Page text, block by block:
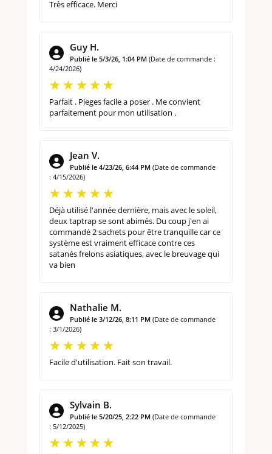
Très efficace. Merci
Guy H.
Publié le 5/3/26, 1:04 PM (Date de commande :
4/24/2026)
Parfait . Pieges facile a poser . Me convient
parfaitement pour mon utilisation .
Jean V.
Publié le 4/23/26, 6:44 PM (Date de commande
: 4/15/2026)
Déjà utilisé l'année dernière, mais avec le soleil,
deux taptrap se sont abimés. Du coup j'en ai
commandé 2 sachets pour être tranquille car ce
système est vraiment efficace contre ces
satanés frelons asiatiques, avec le breuvage qui
va bien
Nathalie M.
Publié le 3/12/26, 8:11 PM (Date de commande
: 3/1/2026)
Facile d'utilisation. Fait son travail.
Sylvain B.
Publié le 5/20/25, 2:22 PM (Date de commande
: 5/12/2025)